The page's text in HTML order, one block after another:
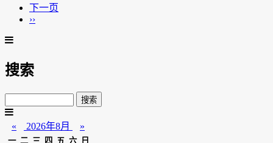
下一页
››
搜索
« 2026年8月 »
一 二 三 四 五 六 日